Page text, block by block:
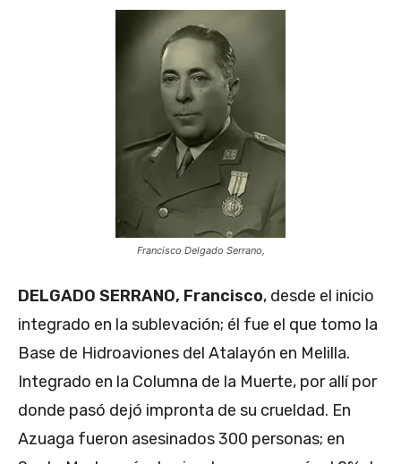
Francisco Delgado Serrano,
DELGADO SERRANO, Francisco, desde el inicio
integrado en la sublevación; él fue el que tomo la
Base de Hidroaviones del Atalayón en Melilla.
Integrado en la Columna de la Muerte, por allí por
donde pasó dejó impronta de su crueldad. En
Azuaga fueron asesinados 300 personas; en